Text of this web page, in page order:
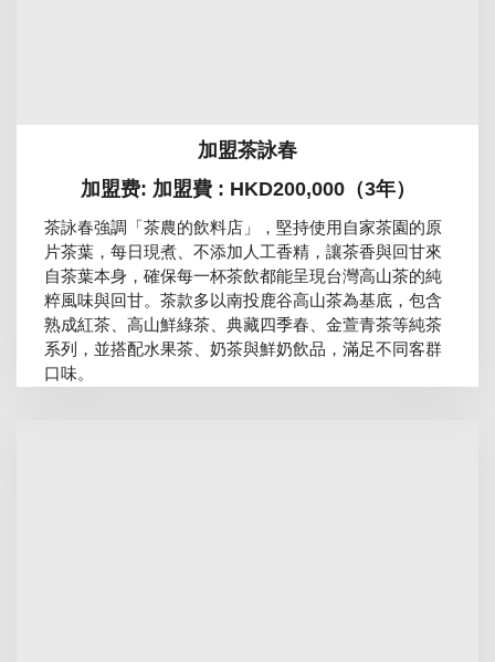
加盟茶詠春
加盟费: 加盟費 : HKD200,000（3年）
茶詠春強調「茶農的飲料店」，堅持使用自家茶園的原
片茶葉，每日現煮、不添加人工香精，讓茶香與回甘來
自茶葉本身，確保每一杯茶飲都能呈現台灣高山茶的純
粹風味與回甘。茶款多以南投鹿谷高山茶為基底，包含
熟成紅茶、高山鮮綠茶、典藏四季春、金萱青茶等純茶
系列，並搭配水果茶、奶茶與鮮奶飲品，滿足不同客群
口味。